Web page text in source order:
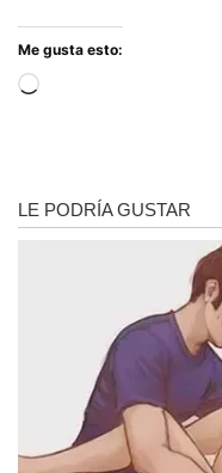
Me gusta esto:
Cargando...